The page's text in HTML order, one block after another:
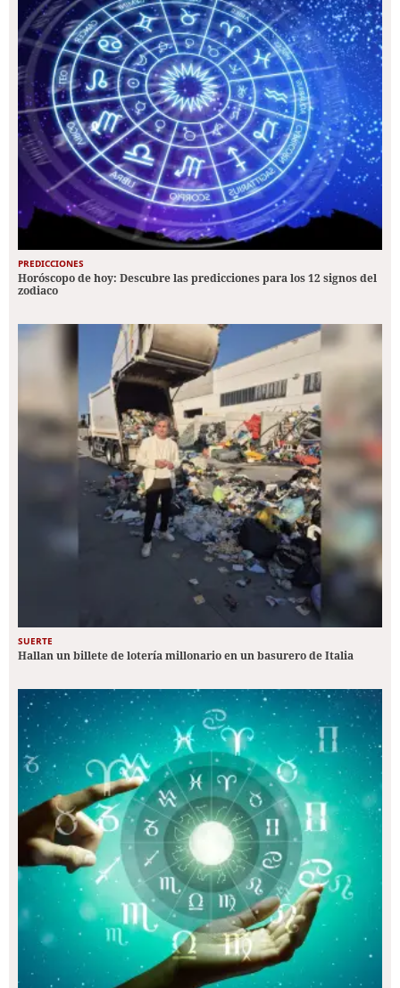
PREDICCIONES
Horóscopo de hoy: Descubre las predicciones para los 12 signos del
zodiaco
SUERTE
Hallan un billete de lotería millonario en un basurero de Italia